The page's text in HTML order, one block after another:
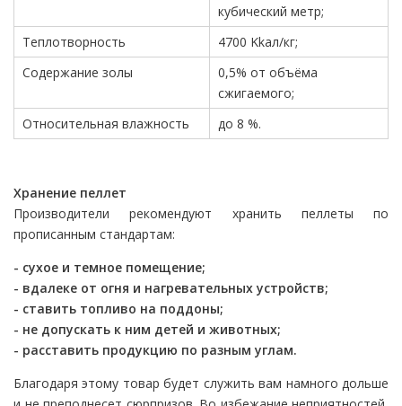
кубический метр;
Теплотворность
4700 Kkaл/кг;
Содержание золы
0,5% от объёма
сжигаемого;
Относительная влажность
до 8 %.
Хранение пеллет
Производители рекомендуют хранить пеллеты по
прописанным стандартам:
- сухое и темное помещение;
- вдалеке от огня и нагревательных устройств;
- ставить топливо на поддоны;
- не допускать к ним детей и животных;
- расставить продукцию по разным углам.
Благодаря этому товар будет служить вам намного дольше